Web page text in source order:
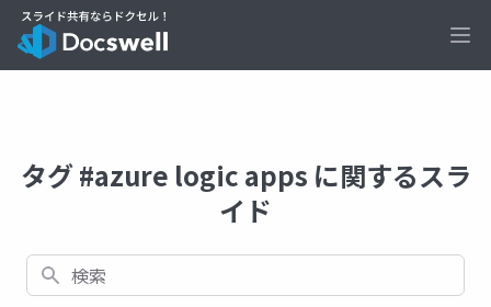
タグ #azure logic apps に関するスラ
イド
検索